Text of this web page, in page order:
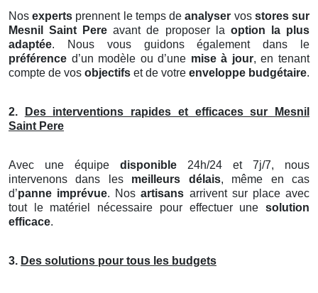
Nosexperts prennent le temps deanalyser vos stores sur
Mesnil Saint Pereavant de proposer la option la plus
adaptée. Nous vous guidons également dans le
préférence d’un modèle ou d’une mise à jour, en tenant
compte de vos objectifs et de votre enveloppe budgétaire.
2.
Des interventions rapides et efficaces sur Mesnil
Saint Pere
Avec une équipe disponible 24h/24 et 7j/7, nous
intervenons dans les meilleurs délais, même en cas
d’panne imprévue. Nosartisans arrivent sur place avec
tout le matériel nécessaire pour effectuer une solution
efficace.
3. Des solutions pour tous les budgets